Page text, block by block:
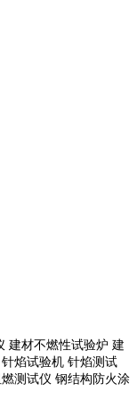
建材不燃性试验炉 建
焰试验机 针焰测试
测试仪 钢结构防火涂